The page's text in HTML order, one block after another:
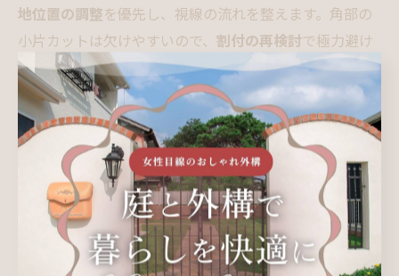
地位置の調整を優先し、視線の流れを整えます。角部の
小片カットは欠けやすいので、 割付の再検討で極力避け
ましょう。これらのポイントを押さえるだけで、同じ素
材でもプロ級の一体感 が生まれます。
デザインで選ぶ石調・木目・テラコッタの使い
分けで理想の外構へ
外観のテイストに合わせて質感やサイズ、貼り方を選ぶ
ことで、外構工事のタイル計画が格段に映えます。モダ